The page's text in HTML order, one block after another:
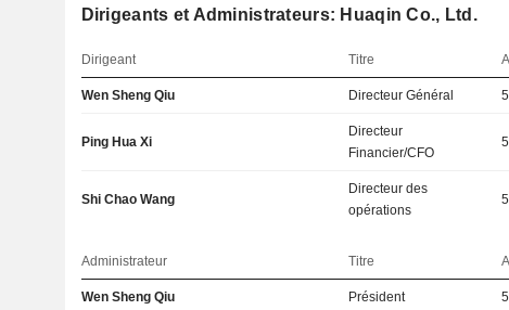
Dirigeants et Administrateurs: Huaqin Co., Ltd.
Dirigeant Titre
Wen Sheng Qiu Directeur Général
Ping Hua Xi
Directeur
Financier/CFO
Shi Chao Wang
Directeur des
opérations
Administrateur Titre
Wen Sheng Qiu Président